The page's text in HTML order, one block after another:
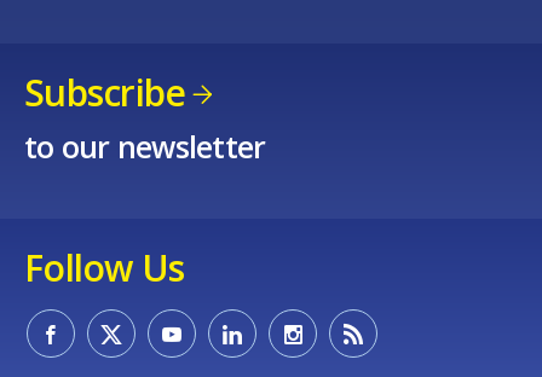
Subscribe
to our newsletter
Follow Us